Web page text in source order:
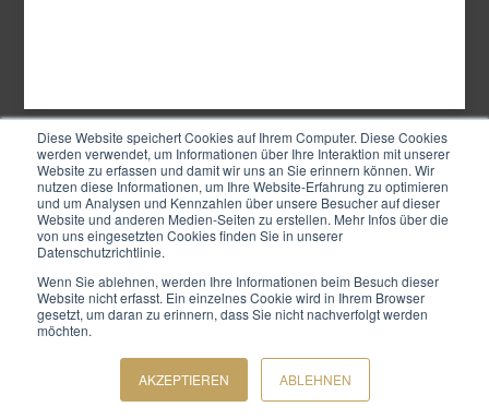
Diese Website speichert Cookies auf Ihrem Computer. Diese Cookies
werden verwendet, um Informationen über Ihre Interaktion mit unserer
Website zu erfassen und damit wir uns an Sie erinnern können. Wir
nutzen diese Informationen, um Ihre Website-Erfahrung zu optimieren
und um Analysen und Kennzahlen über unsere Besucher auf dieser
Website und anderen Medien-Seiten zu erstellen. Mehr Infos über die
von uns eingesetzten Cookies finden Sie in unserer
Datenschutzrichtlinie.
Wenn Sie ablehnen, werden Ihre Informationen beim Besuch dieser
Website nicht erfasst. Ein einzelnes Cookie wird in Ihrem Browser
gesetzt, um daran zu erinnern, dass Sie nicht nachverfolgt werden
möchten.
AKZEPTIEREN ABLEHNEN
Alle Seminare & Trainings in der
GoldSchmiede®